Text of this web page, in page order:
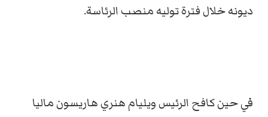
ديونه خلال فترة توليه منصب الرئاسة.
في حين كافح الرئيس ويليام هنري هاريسون ماليا